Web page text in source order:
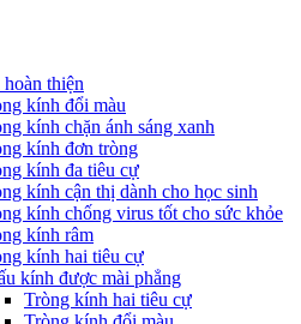
thiện
kính đổi màu
kính chặn ánh sáng xanh
kính đơn tròng
kính đa tiêu cự
kính cận thị dành cho học sinh
kính chống virus tốt cho sức khỏe
kính râm
kính hai tiêu cự
kính được mài phẳng
Tròng kính hai tiêu cự